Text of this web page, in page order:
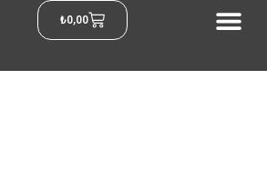
₺0,00